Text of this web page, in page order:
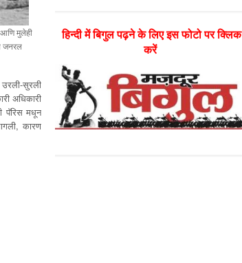
आणि मुलेही
जनरल
सुरली
अधिकारी
पॅरिस मधून
कारण
हिन्‍दी में बिगुल पढ़ने के लिए इस फोटो पर क्लिक
करें